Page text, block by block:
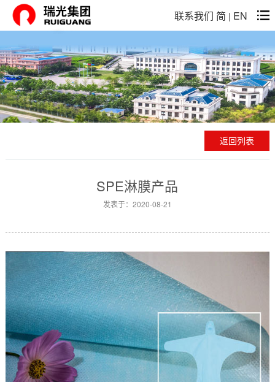
联系我们 简 | EN
返回列表
SPE淋膜产品
发表于：2020-08-21